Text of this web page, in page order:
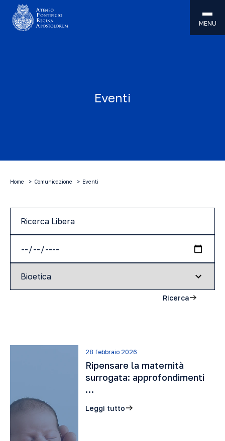
MENU
Eventi
Home Comunicazione Eventi
Ricerca
28 febbraio 2026
Ripensare la maternità
surrogata: approfondimenti
…
Leggi tutto